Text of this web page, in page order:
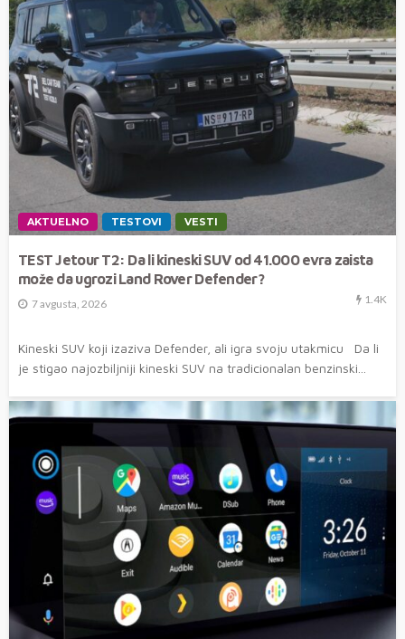
AKTUELNO TESTOVI VESTI
TEST Jetour T2: Da li kineski SUV od 41.000 evra zaista
može da ugrozi Land Rover Defender?
7 avgusta, 2026 1.4K
Kineski SUV koji izaziva Defender, ali igra svoju utakmicu Da li
je stigao najozbiljniji kineski SUV na tradicionalan benzinski...